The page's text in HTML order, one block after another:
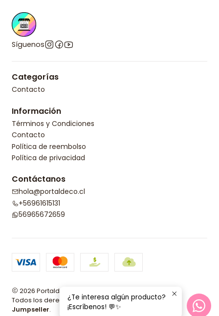
Síguenos
Categorías
Contacto
Información
Términos y Condiciones
Contacto
Política de reembolso
Política de privacidad
Contáctanos
hola@portaldeco.cl
+56961615131
56965672659
2026 Portaldeco.
Todos los derechos reservados.Desarrollado por
Jumpseller.
¿Te interesa algún producto?
¡Escríbenos! 💬✨